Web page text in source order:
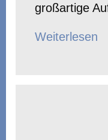
großartige
Weiterlesen